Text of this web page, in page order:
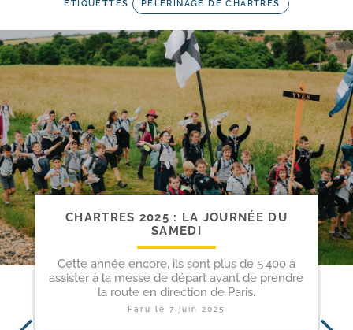
ETIQUETTES PÈLERINAGE DE CHARTRES
CHARTRES 2025 : LA JOURNÉE DU
SAMEDI
Cette année encore, ils sont plus de 5 400 à
assister à la messe de départ avant de prendre
la route en direction de Paris.
Paru le7 juin 2025